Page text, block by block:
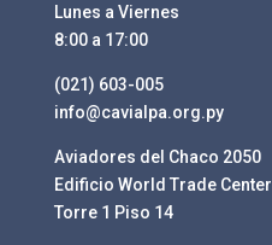
Lunes a Viernes
8:00 a 17:00
(021) 603-005
info@cavialpa.org.py
Aviadores del Chaco 2050
Edificio World Trade Center
Torre 1 Piso 14